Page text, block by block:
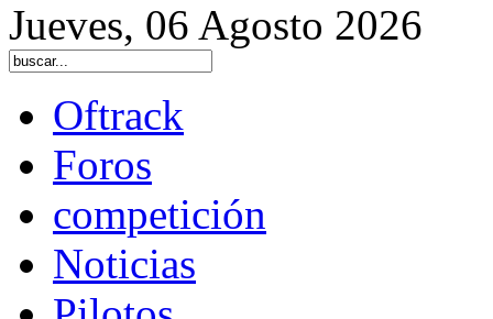
Jueves, 06 Agosto 2026
Oftrack
Foros
competición
Noticias